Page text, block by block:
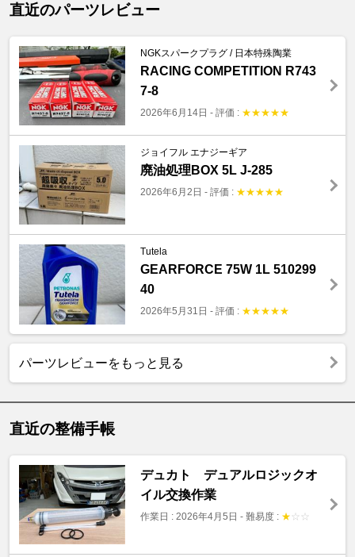
直近のパーツレビュー
NGKスパークプラグ / 日本特殊陶業
RACING COMPETITION R743
7-8
2026年6月14日 - 評価 : ★★★★★
ジョイフル エナジーギア
廃油処理BOX 5L J-285
2026年6月2日 - 評価 : ★★★★★
Tutela
GEARFORCE 75W 1L 510299
40
2026年5月31日 - 評価 : ★★★★★
パーツレビューをもっと見る
直近の整備手帳
デュカト デュアルロジックオ
イル交換作業
作業日 : 2026年4月5日 - 難易度 : ★ ☆ ☆